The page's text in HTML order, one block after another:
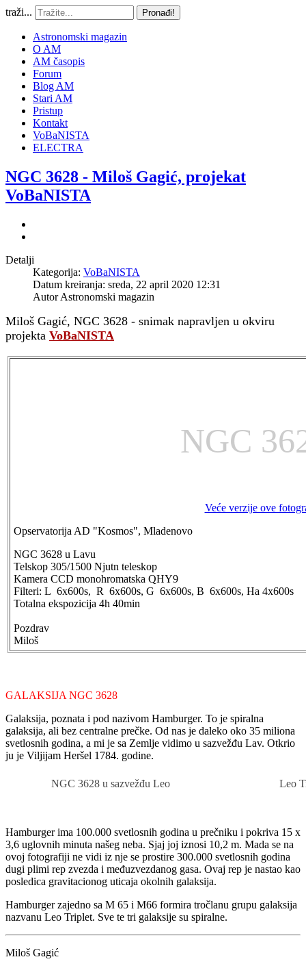
traži... Pronađi!
Astronomski magazin
O AM
AM časopis
Forum
Blog AM
Stari AM
Pristup
Kontakt
VoBaNISTA
ELECTRA
NGC 3628 - Miloš Gagić, projekat
VoBaNISTA
Detalji
Kategorija: VoBaNISTA
Datum kreiranja: sreda, 22 april 2020 12:31
AutorAstronomski magazin
Miloš Gagić, NGC 3628 - snimak napravljen u okviru
projekta VoBaNISTA
NGC
Veće verzije ove
Opservatorija AD "Kosmos", Mladenovo
NGC 3628 u Lavu
Telskop 305/1500 Njutn teleskop
Kamera CCD monohromatska QHY9
Filteri: L 6x600s, R 6x600s, G 6x600s, B 6x600s, Ha 4x600s
Totalna ekspozicija 4h 40min
Pozdrav
Miloš
GALAKSIJA NGC 3628
Galaksija, poznata i pod nazivom Hamburger. To je spiralna
galaksija, ali bez centralne prečke. Od nas je daleko oko 35 miliona
svetlosnih godina, a mi je sa Zemlje vidimo u sazvežđu Lav. Otkrio
ju je Viljijam Heršel 1784. godine.
NGC 3628 u sazvežđu Leo Leo
Hamburger ima 100.000 svetlosnih godina u prečniku i pokriva 15 x
3,6 uglovnih minuta našeg neba. Sjaj joj iznosi 10,2 m. Mada se na
ovoj fotografiji ne vidi iz nje se prostire 300.000 svetlosnih godina
dugi plimi rep zvezda i međuzvezdanog gasa. Ovaj rep je nastao kao
posledica gravitacionog uticaja okolnih galaksija.
Hamburger zajedno sa M 65 i M66 formira tročlanu grupu galaksija
nazvanu Leo Triplet. Sve te tri galaksije su spiralne.
Miloš Gagić